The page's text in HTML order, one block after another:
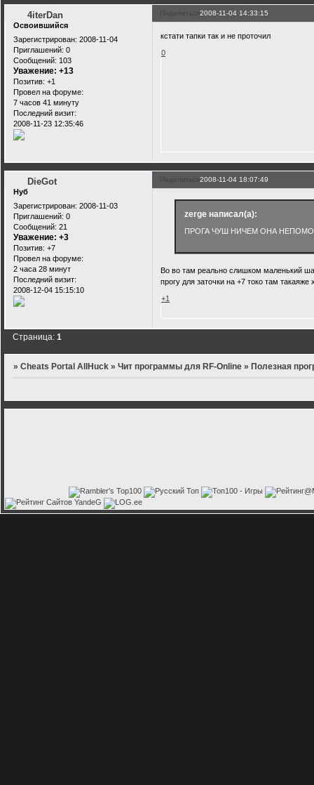
Поделиться2008-11-04 14:33:15
4iterDan
Освоившийся
Зарегистрирован: 2008-11-04
Приглашений: 0
Сообщений: 103
Уважение: +13
Позитив: +1
Провел на форуме:
7 часов 41 минуту
Последний визит:
2008-11-23 12:35:46
кстати тапки так и не проточил
0
Поделиться2008-11-04 18:07:49
DieGot
Нуб
Зарегистрирован: 2008-11-03
Приглашений: 0
Сообщений: 21
Уважение: +3
Позитив: +7
Провел на форуме:
2 часа 28 минут
Последний визит:
2008-12-04 15:15:10
zerge написал(а):
ПРОГА ЧУШ НИЧЕМ ОНА
Во во там реально слишком маленький
прогу для заточки на +7 токо там
+1
Страница:1
»Cheats Portal AllHuck »Чит программы для RF-Online » Полезная